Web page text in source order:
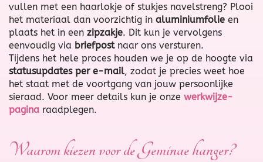
vullen met een haarlokje of stukjes navelstreng? Plooi
het materiaal dan voorzichtig in aluminiumfolie en
plaats het in een zipzakje. Dit kun je vervolgens
eenvoudig via briefpostnaar ons versturen.
Tijdens het hele proces houden we je op de hoogte via
statusupdates per e-mail, zodat je precies weet hoe
het staat met de voortgang van jouw persoonlijke
sieraad. Voor meer details kun je onze werkwijze-
pagina raadplegen.
Waarom kiezen voor de Geminae hanger?